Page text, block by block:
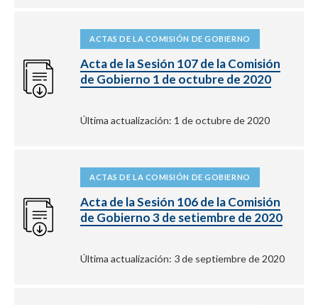
ACTAS DE LA COMISIÓN DE GOBIERNO
Acta de la Sesión 107 de la Comisión
de Gobierno 1 de octubre de 2020
Última actualización: 1 de octubre de 2020
ACTAS DE LA COMISIÓN DE GOBIERNO
Acta de la Sesión 106 de la Comisión
de Gobierno 3 de setiembre de 2020
Última actualización: 3 de septiembre de 2020